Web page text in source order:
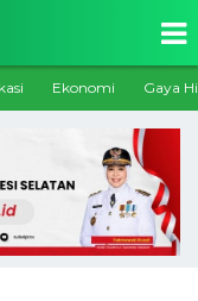
Ekonomi Gaya